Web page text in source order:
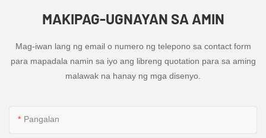
MAKIPAG-UGNAYAN SA AMIN
Mag-iwan lang ng email o numero ng telepono sa contact form
para mapadala namin sa iyo ang libreng quotation para sa aming
malawak na hanay ng mga disenyo.
Pangalan